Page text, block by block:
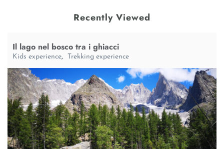
Recently Viewed
Il lago nel bosco tra i ghiacci
Kids experience, Trekking experience